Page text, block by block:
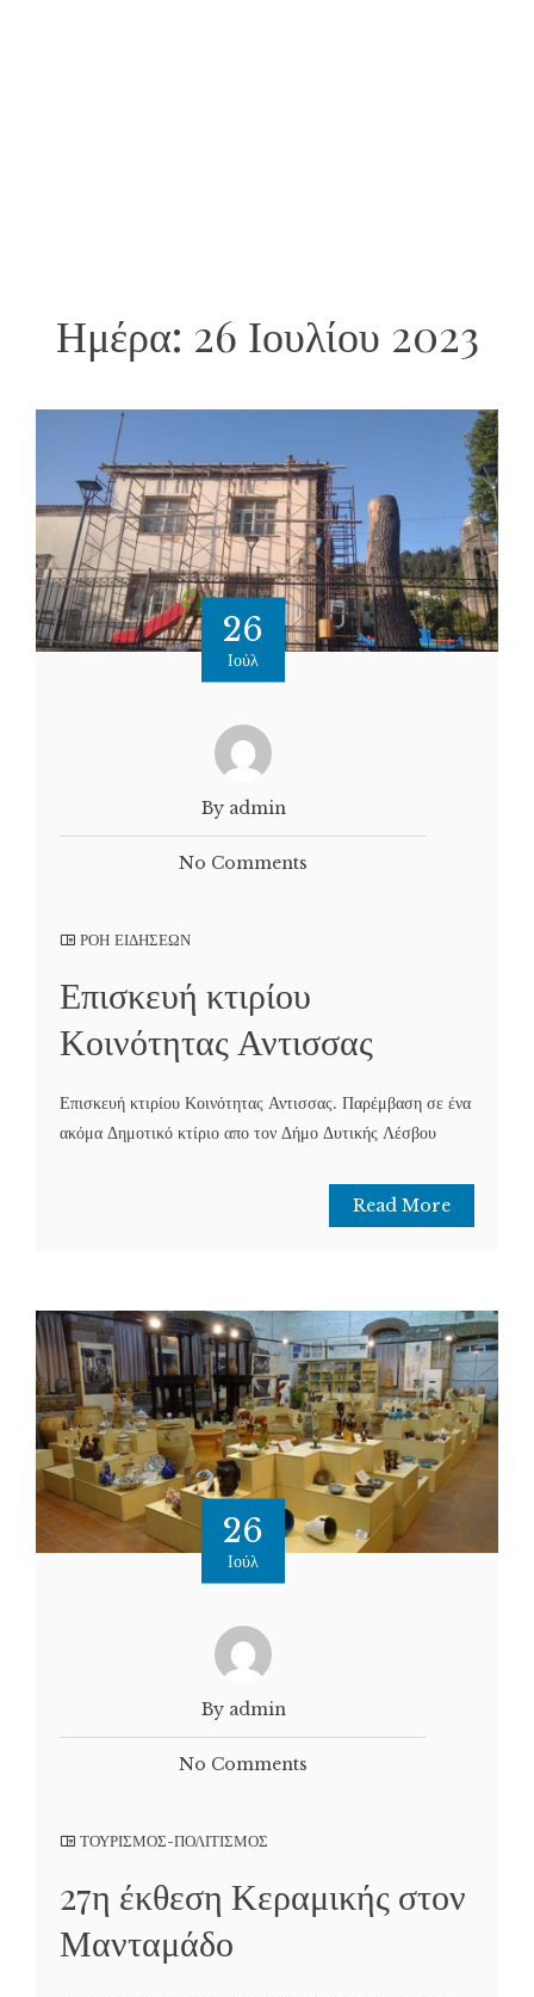
Ημέρα: 26 Ιουλίου 2023
26
Ιούλ
By admin
No Comments
ΡΟΗ ΕΙΔΗΣΕΩΝ
Επισκευή κτιρίου
Κοινότητας Αντισσας
Επισκευή κτιρίου Κοινότητας Αντισσας. Παρέμβαση σε ένα
ακόμα Δημοτικό κτίριο απο τον Δήμο Δυτικής Λέσβου
Read More
26
Ιούλ
By admin
No Comments
ΤΟΥΡΙΣΜΟΣ-ΠΟΛΙΤΙΣΜΟΣ
27η έκθεση Κεραμικής στον
Μανταμάδο